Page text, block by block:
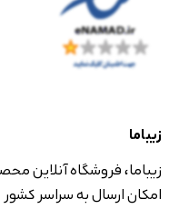
زیباما
زیباما، فروشگاه آنلاین
امکان ارسال به سراسر کشور